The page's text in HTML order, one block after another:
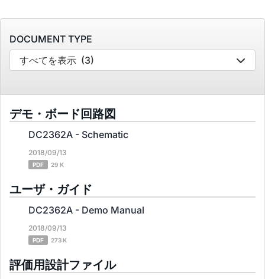
DOCUMENT TYPE
すべてを表示 (3)
デモ・ボード回路図
DC2362A - Schematic
2018/09/13
PDF 29 K
ユーザ・ガイド
DC2362A - Demo Manual
2018/09/13
PDF 273 K
評価用設計ファイル